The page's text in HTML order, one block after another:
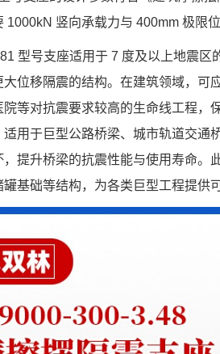
1000kN 竖向承载力与 400mm 极限
型号支座适用于 7 度及以上地震区
位移隔震的结构。在建筑领域，可
等对抗震要求较高的生命线工程，
用于巨型公路桥梁、城市轨道交通
提升桥梁的抗震性能与使用寿命。
基础等结构，为各类巨型工程提供